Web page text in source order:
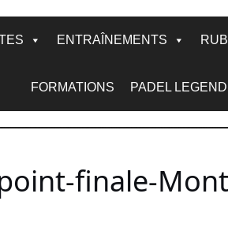
ENTRAÎNEMENTS
FORMATIONS PADEL LEGEND
finale-